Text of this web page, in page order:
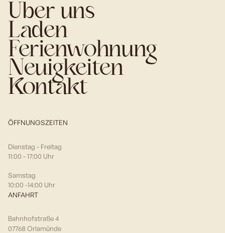
Über uns
Laden
Ferienwohnung
Neuigkeiten
Kontakt
ÖFFNUNGSZEITEN
Dienstag - Freitag
11:00 - 17:00 Uhr
Samstag
10:00 -14:00 Uhr
ANFAHRT
Bahnhofstraße 4
07768 Orlamünde